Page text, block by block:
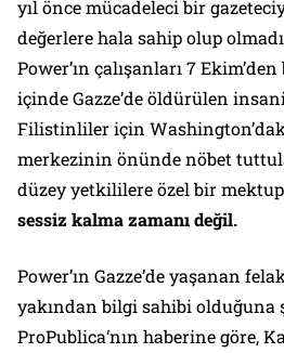
yıl önce mücadeleci bir
değerlere hala sahip olup
Power’ın çalışanları 7
içinde Gazze’de öldürülen
Filistinliler için
merkezinin önünde nöbet
düzey yetkililere özel bir
sessiz kalma zamanı değil.
Power’ın Gazze’de yaşanan
yakından bilgi sahibi olduğuna
ProPublica‘nın haberine göre,